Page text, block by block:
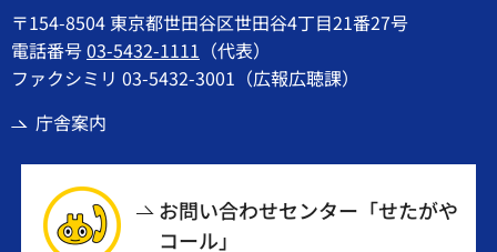
〒154-8504 東京都世田谷区世田谷4丁目21番27号
電話番号03-5432-1111 （代表）
ファクシミリ 03-5432-3001（広報広聴課）
庁舎案内
お問い合わせセンター「せたがや
コール」